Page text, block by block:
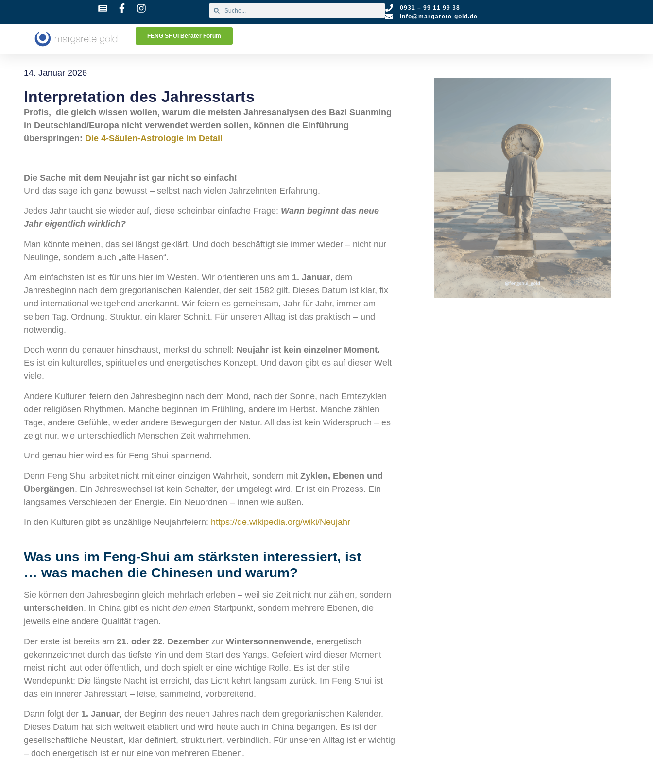
0931 – 99 11 99 38
info@margarete-gold.de
FENG SHUI Berater Forum
14. Januar 2026
Interpretation des Jahresstarts
Profis, die gleich wissen wollen, warum die meisten Jahresanalysen des Bazi Suanming
in Deutschland/Europa nicht verwendet werden sollen, können die Einführung
überspringen: Die 4-Säulen-Astrologie im Detail
Die Sache mit dem Neujahr ist gar nicht so einfach!
Und das sage ich ganz bewusst – selbst nach vielen Jahrzehnten Erfahrung.
Jedes Jahr taucht sie wieder auf, diese scheinbar einfache Frage: Wann beginnt das neue
Jahr eigentlich wirklich?
Man könnte meinen, das sei längst geklärt. Und doch beschäftigt sie immer wieder – nicht nur
Neulinge, sondern auch „alte Hasen“.
Am einfachsten ist es für uns hier im Westen. Wir orientieren uns am 1. Januar, dem
Jahresbeginn nach dem gregorianischen Kalender, der seit 1582 gilt. Dieses Datum ist klar, fix
und international weitgehend anerkannt. Wir feiern es gemeinsam, Jahr für Jahr, immer am
selben Tag. Ordnung, Struktur, ein klarer Schnitt. Für unseren Alltag ist das praktisch – und
notwendig.
Doch wenn du genauer hinschaust, merkst du schnell: Neujahr ist kein einzelner Moment.
Es ist ein kulturelles, spirituelles und energetisches Konzept. Und davon gibt es auf dieser Welt
viele.
Andere Kulturen feiern den Jahresbeginn nach dem Mond, nach der Sonne, nach Erntezyklen
oder religiösen Rhythmen. Manche beginnen im Frühling, andere im Herbst. Manche zählen
Tage, andere Gefühle, wieder andere Bewegungen der Natur. All das ist kein Widerspruch – es
zeigt nur, wie unterschiedlich Menschen Zeit wahrnehmen.
Und genau hier wird es für Feng Shui spannend.
Denn Feng Shui arbeitet nicht mit einer einzigen Wahrheit, sondern mit Zyklen, Ebenen und
Übergängen. Ein Jahreswechsel ist kein Schalter, der umgelegt wird. Er ist ein Prozess. Ein
langsames Verschieben der Energie. Ein Neuordnen – innen wie außen.
In den Kulturen gibt es unzählige Neujahrfeiern: https://de.wikipedia.org/wiki/Neujahr
Was uns im Feng-Shui am stärksten interessiert, ist
… was machen die Chinesen und warum?
Sie können den Jahresbeginn gleich mehrfach erleben – weil sie Zeit nicht nur zählen, sondern
unterscheiden. In China gibt es nicht den einen Startpunkt, sondern mehrere Ebenen, die
jeweils eine andere Qualität tragen.
Der erste ist bereits am 21. oder 22. Dezemberzur Wintersonnenwende, energetisch
gekennzeichnet durch das tiefste Yin und dem Start des Yangs. Gefeiert wird dieser Moment
meist nicht laut oder öffentlich, und doch spielt er eine wichtige Rolle. Es ist der stille
Wendepunkt: Die längste Nacht ist erreicht, das Licht kehrt langsam zurück. Im Feng Shui ist
das ein innerer Jahresstart – leise, sammelnd, vorbereitend.
Dann folgt der 1. Januar, der Beginn des neuen Jahres nach dem gregorianischen Kalender.
Dieses Datum hat sich weltweit etabliert und wird heute auch in China begangen. Es ist der
gesellschaftliche Neustart, klar definiert, strukturiert, verbindlich. Für unseren Alltag ist er wichtig
– doch energetisch ist er nur eine von mehreren Ebenen.